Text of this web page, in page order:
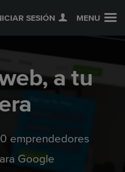
SESIÓN MENU
a tu
emprendedores
Google